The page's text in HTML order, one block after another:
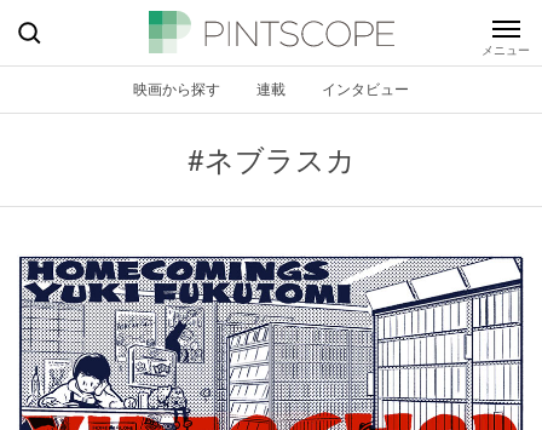
映画から探す 連載 インタビュー
#ネブラスカ